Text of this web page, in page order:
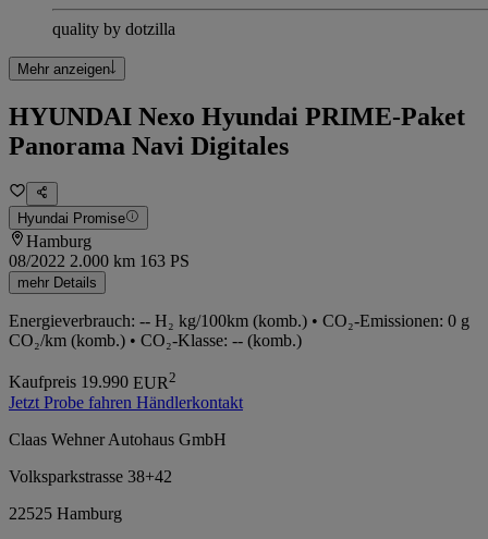
quality by dotzilla
Mehr anzeigen
HYUNDAI Nexo Hyundai PRIME-Paket
Panorama Navi Digitales
Hyundai Promise
Hamburg
08/2022 2.000 km 163 PS
mehr Details
Energieverbrauch: -- H₂ kg/100km (komb.) • CO₂-Emissionen: 0 g
CO₂/km (komb.) • CO₂-Klasse: -- (komb.)
Kaufpreis 19.990 EUR 2
Jetzt Probe fahren Händlerkontakt
Claas Wehner Autohaus GmbH
Volksparkstrasse 38+42
22525 Hamburg